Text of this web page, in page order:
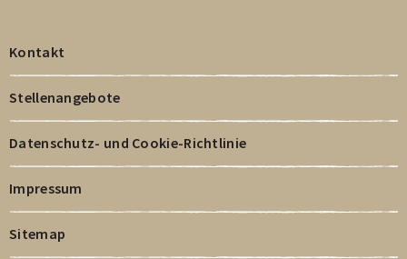
Kontakt
Stellenangebote
Datenschutz- und Cookie-Richtlinie
Impressum
Sitemap